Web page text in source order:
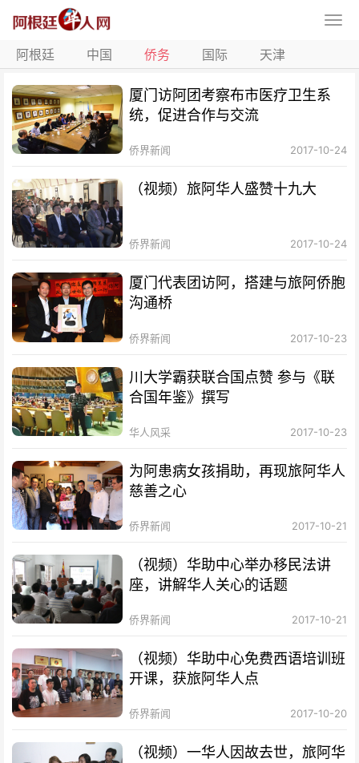
阿根廷 中国 侨务 国际 天津
厦门访阿团考察布市医疗卫生系
统，促进合作与交流
侨界新闻 2017-10-24
（视频）旅阿华人盛赞十九大
侨界新闻 2017-10-24
厦门代表团访阿，搭建与旅阿侨胞
沟通桥
侨界新闻 2017-10-23
川大学霸获联合国点赞 参与《联
合国年鉴》撰写
华人风采 2017-10-23
为阿患病女孩捐助，再现旅阿华人
慈善之心
侨界新闻 2017-10-21
（视频）华助中心举办移民法讲
座，讲解华人关心的话题
侨界新闻 2017-10-21
（视频）华助中心免费西语培训班
开课，获旅阿华人点
侨界新闻 2017-10-20
（视频）一华人因故去世，旅阿华